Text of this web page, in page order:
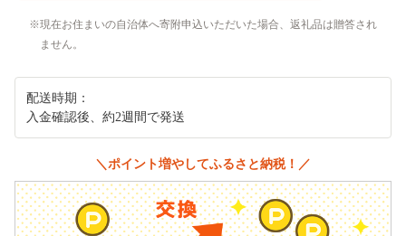
現在お住まいの自治体へ寄附申込いただいた場合、返礼品は贈答され
ません。
配送時期：
入金確認後、約2週間で発送
＼ポイント増やしてふるさと納税！／